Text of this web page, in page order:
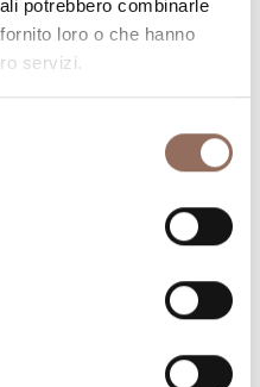
potrebbero combinarle
loro o che hanno
servizi.
Monferrato Roero, con
in tempo reale
Dove mangiare